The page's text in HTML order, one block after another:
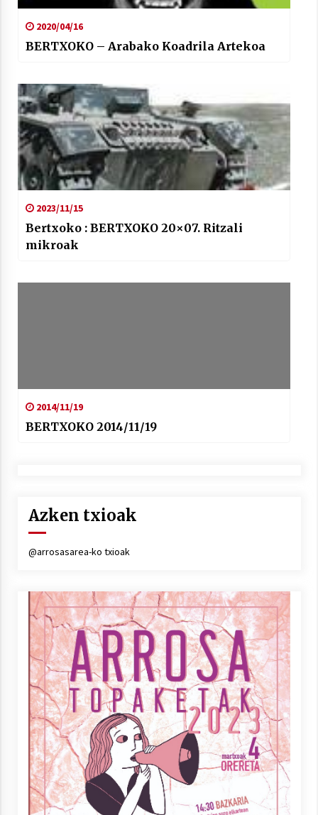
2020/04/16
BERTXOKO – Arabako Koadrila Artekoa
2023/11/15
Bertxoko : BERTXOKO 20×07. Ritzali
mikroak
2014/11/19
BERTXOKO 2014/11/19
Azken txioak
@arrosasarea-ko txioak